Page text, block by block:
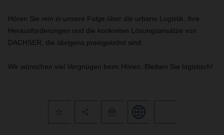
Hören Sie rein in unsere Folge über die urbane Logistik, ihre
Herausforderungen und die konkreten Lösungsansätze von
DACHSER, die übrigens preisgekrönt sind:
Wir wünschen viel Vergnügen beim Hören. Bleiben Sie logistisch!